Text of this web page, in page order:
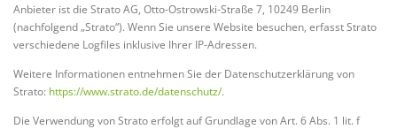
Anbieter ist die Strato AG, Otto-Ostrowski-Straße 7, 10249 Berlin
(nachfolgend „Strato“). Wenn Sie unsere Website besuchen, erfasst Strato
verschiedene Logfiles inklusive Ihrer IP-Adressen.
Weitere Informationen entnehmen Sie der Datenschutzerklärung von
Strato: https://www.strato.de/datenschutz/.
Die Verwendung von Strato erfolgt auf Grundlage von Art. 6 Abs. 1 lit. f